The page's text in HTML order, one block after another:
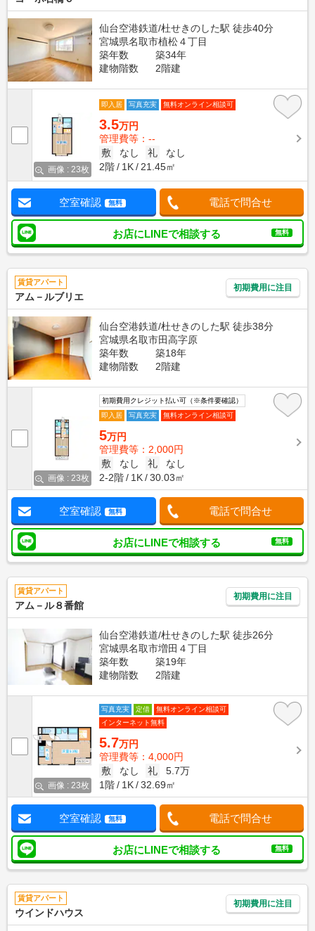
仙台空港鉄道/杜せきのした駅 徒歩40分
宮城県名取市植松４丁目
築年数
築34年
建物階数
2階建
画像 : 23枚
即入居 写真充実 無料オンライン相談可
3.5万円
管理費等：--
敷
なし 礼
なし
2階
1K 21.45㎡
空室確認 無料 電話で問合せ
お店にLINEで相談する 無料
賃貸アパート
アム－ルブリエ
初期費用に注目
仙台空港鉄道/杜せきのした駅 徒歩38分
宮城県名取市田高字原
築年数
築18年
建物階数
2階建
画像 : 23枚
初期費用クレジット払い可（※条件要確認）
即入居
写真充実 無料オンライン相談可
5万円
管理費等：2,000円
敷
なし 礼
なし
2-2階
1K 30.03㎡
空室確認 無料 電話で問合せ
お店にLINEで相談する 無料
賃貸アパート
アム－ル８番館
初期費用に注目
仙台空港鉄道/杜せきのした駅 徒歩26分
宮城県名取市増田４丁目
築年数
築19年
建物階数
2階建
画像 : 23枚
写真充実 定借
無料オンライン相談可
インターネット無料
5.7万円
管理費等：4,000円
敷
なし 礼
5.7万
1階
1K 32.69㎡
空室確認 無料 電話で問合せ
お店にLINEで相談する 無料
賃貸アパート
ウインドハウス
初期費用に注目